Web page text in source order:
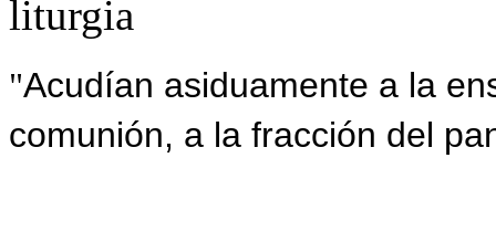
"Acudían asiduamente a la
comunión, a la fracción del